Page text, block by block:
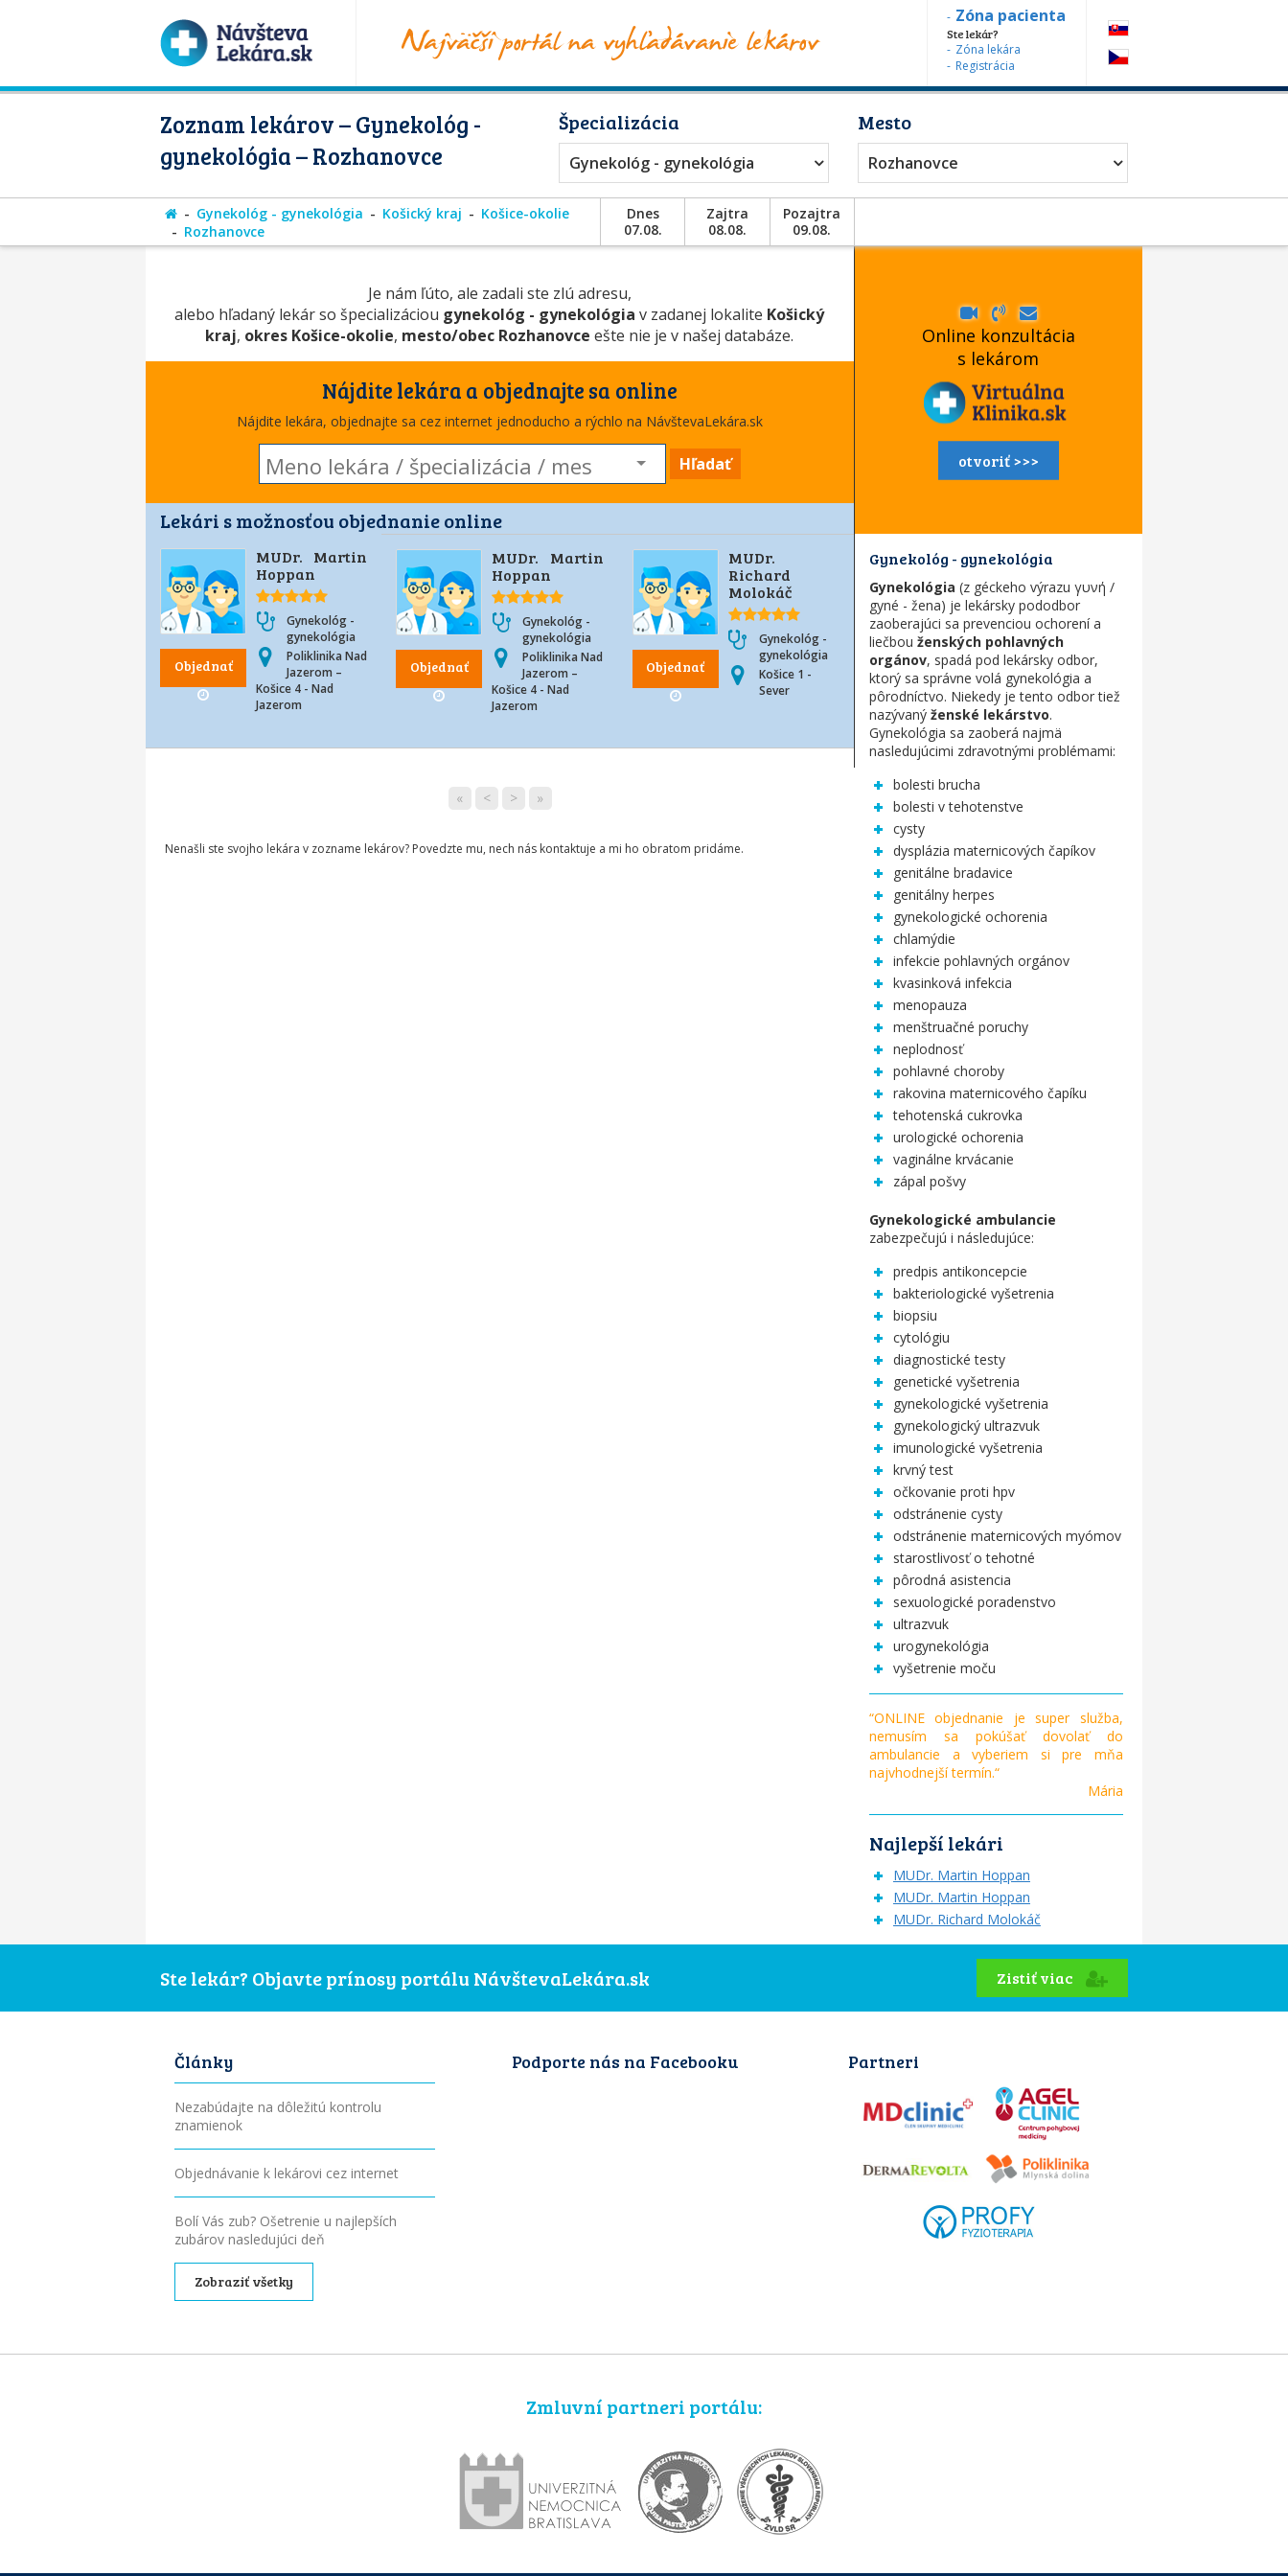
Zóna pacienta
Ste lekár?
Zóna lekára
Registrácia
Zoznam lekárov – Gynekológ -
gynekológia – Rozhanovce
Špecializácia
Gynekológ - gynekológia
Mesto
Rozhanovce
Gynekológ - gynekológia Košický kraj
Košice-okolie
Rozhanovce
Dnes
07.08.
Zajtra
08.08.
Pozajtra
09.08.
Je nám ľúto, ale zadali ste zlú adresu,
alebo hľadaný lekár so špecializáciou gynekológ - gynekológia v zadanej lokalite Košický
kraj, okres Košice-okolie, mesto/obec Rozhanovce ešte nie je v našej databáze.
Nájdite lekára a objednajte sa online
Nájdite lekára, objednajte sa cez internet jednoducho a rýchlo na NávštevaLekára.sk
Hľadať
Lekári s možnosťou objednanie online
Objednať
MUDr. Martin
Hoppan
Gynekológ -
gynekológia
Poliklinika Nad
Jazerom –
Košice 4 - Nad
Jazerom
Objednať
MUDr. Martin
Hoppan
Gynekológ -
gynekológia
Poliklinika Nad
Jazerom –
Košice 4 - Nad
Jazerom
Objednať
MUDr.
Richard
Molokáč
Gynekológ -
gynekológia
Košice 1 -
Sever
« < > »
Nenašli ste svojho lekára v zozname lekárov? Povedzte mu, nech nás kontaktuje a mi ho obratom pridáme.
Online konzultácia
s lekárom
otvoriť >>>
Gynekológ - gynekológia
Gynekológia (z géckeho výrazu γυνή /
gyné - žena) je lekársky pododbor
zaoberajúci sa prevenciou ochorení a
liečbou ženských pohlavných
orgánov, spadá pod lekársky odbor,
ktorý sa správne volá gynekológia a
pôrodníctvo. Niekedy je tento odbor tiež
nazývaný ženské lekárstvo.
Gynekológia sa zaoberá najmä
nasledujúcimi zdravotnými problémami:
bolesti brucha
bolesti v tehotenstve
cysty
dysplázia maternicových čapíkov
genitálne bradavice
genitálny herpes
gynekologické ochorenia
chlamýdie
infekcie pohlavných orgánov
kvasinková infekcia
menopauza
menštruačné poruchy
neplodnosť
pohlavné choroby
rakovina maternicového čapíku
tehotenská cukrovka
urologické ochorenia
vaginálne krvácanie
zápal pošvy
Gynekologické ambulancie
zabezpečujú i následujúce:
predpis antikoncepcie
bakteriologické vyšetrenia
biopsiu
cytológiu
diagnostické testy
genetické vyšetrenia
gynekologické vyšetrenia
gynekologický ultrazvuk
imunologické vyšetrenia
krvný test
očkovanie proti hpv
odstránenie cysty
odstránenie maternicových myómov
starostlivosť o tehotné
pôrodná asistencia
sexuologické poradenstvo
ultrazvuk
urogynekológia
vyšetrenie moču
“ONLINE objednanie je super služba,
nemusím sa pokúšať dovolať do
ambulancie a vyberiem si pre mňa
najvhodnejší termín.“
Mária
Najlepší lekári
MUDr. Martin Hoppan
MUDr. Martin Hoppan
MUDr. Richard Molokáč
Ste lekár? Objavte prínosy portálu NávštevaLekára.sk Zistiť viac
Články
Nezabúdajte na dôležitú kontrolu
znamienok
Objednávanie k lekárovi cez internet
Bolí Vás zub? Ošetrenie u najlepších
zubárov nasledujúci deň
Zobraziť všetky
Podporte nás na Facebooku Partneri
Zmluvní partneri portálu: